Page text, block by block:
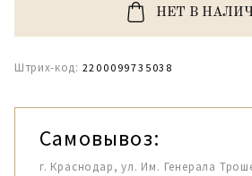
НЕТ В
Штрих-код: 2200099735038
Самовывоз:
г. Краснодар, ул. Им. Генерала